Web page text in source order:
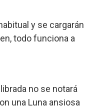
y se cargarán
todo funciona a
no se notará
una Luna ansiosa